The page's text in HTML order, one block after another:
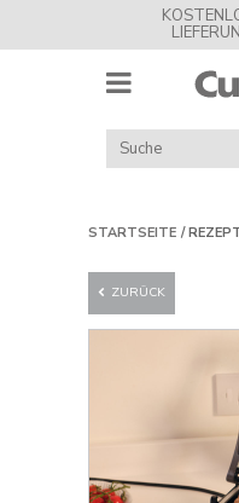
MENU
UK
KATALOG
DURCHSUCHEN
STARTSEITE
ZURÜCK